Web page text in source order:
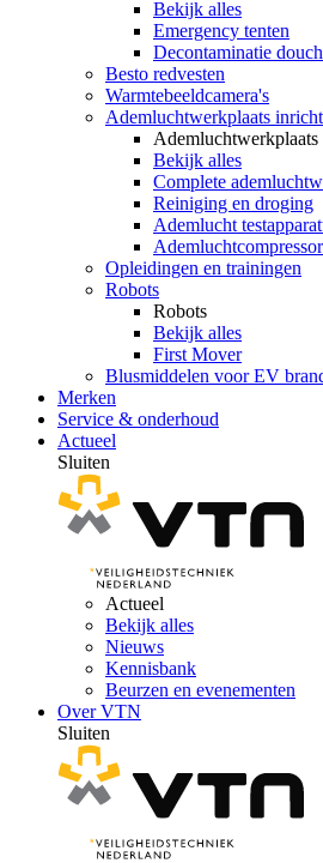
Bekijk alles
Emergency tenten
Decontaminatie
Besto redvesten
Warmtebeeldcamera's
Ademluchtwerkplaats
Bekijk alles
Complete
Reiniging en droging
Ademlucht
Opleidingen en trainingen
Robots
Robots
Bekijk alles
First Mover
Blusmiddelen voor EV
Merken
Service & onderhoud
Actueel
Sluiten
Actueel
Bekijk alles
Nieuws
Kennisbank
Beurzen en evenementen
Over VTN
Sluiten